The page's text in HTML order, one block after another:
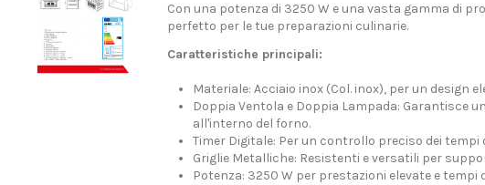
Con una potenza di 3250 W e una vasta gamma di
perfetto per le tue preparazioni culinarie.
Caratteristiche principali:
Materiale: Acciaio inox (Col. inox), per un design
Doppia Ventola e Doppia Lampada: Garantisce
all'interno del forno.
Timer Digitale: Per un controllo preciso dei tempi
Griglie Metalliche: Resistenti e versatili per
Potenza: 3250 W per prestazioni elevate e